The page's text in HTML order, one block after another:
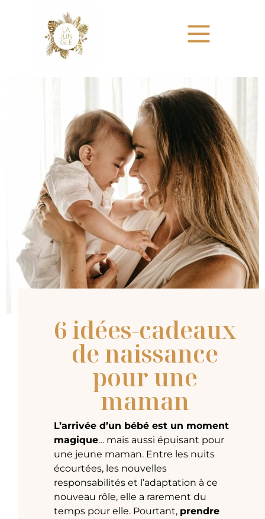
6 idées-cadeaux
de naissance
pour une
maman
L’arrivée d’un bébé est un moment
magique… mais aussi épuisant pour
une jeune maman. Entre les nuits
écourtées, les nouvelles
responsabilités et l’adaptation à ce
nouveau rôle, elle a rarement du
temps pour elle. Pourtant, prendre